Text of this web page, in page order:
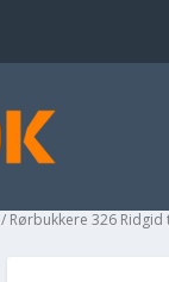
/ Rørbukkere 326